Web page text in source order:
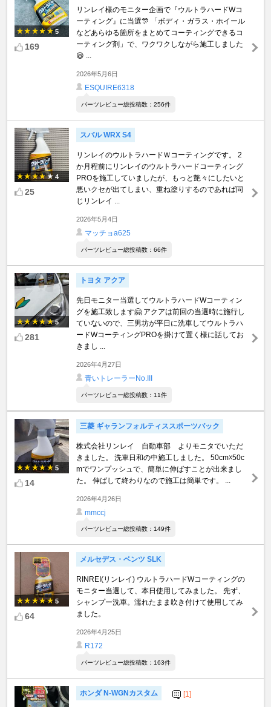
5
169
リンレイ様のモニター企画で『ウルトラハードWコ
ーティング』に当選🎊 「ボディ・ガラス・ホイール
などあらゆる箇所をまとめてコーティングできるコ
ーティング剤」で、ワクワクしながら施工しました
😆 ...
2026年5月6日
ESQUIRE6318
パーツレビュー総投稿数：256件
4
25
スバル WRX S4
リンレイのウルトラハードＷコーティングです。 2
か月程前にリンレイのウルトラハードコーティング
PROを施工していましたが、もっと艶々にしたいと
悪いクセが出てしまい、重ね塗りするのであれば同
じリンレイ ...
2026年5月4日
マッチョa625
パーツレビュー総投稿数：66件
5
281
トヨタ アクア
先日モニター当選してウルトラハードWコーティン
グを施工致します🤗 アクアは前回の当選時に施行し
ていないので、三男坊が平日に洗車してウルトラハ
ードWコーティングPROを掛けて置く様に話してお
きまし ...
2026年4月27日
青いトレーラーNo.III
パーツレビュー総投稿数：11件
5
14
三菱 ギャランフォルティススポーツバック
株式会社リンレイ 自動車部 よりモニタでいただ
きました。 洗車日和の中施工しました。 50cm☓50c
mでワンプッシュで、簡単に伸ばすことが出来まし
た。 伸ばして終わりなので施工は簡単です。 ...
2026年4月26日
mmccj
パーツレビュー総投稿数：149件
5
64
メルセデス・ベンツ SLK
RINREI(リンレイ) ウルトラハードWコーティングの
モニター当選して、本日使用してみました。 先ず、
シャンプー洗車。濡れたまま吹き付けて使用してみ
ました。
2026年4月25日
R172
パーツレビュー総投稿数：163件
ホンダ N-WGNカスタム [1]